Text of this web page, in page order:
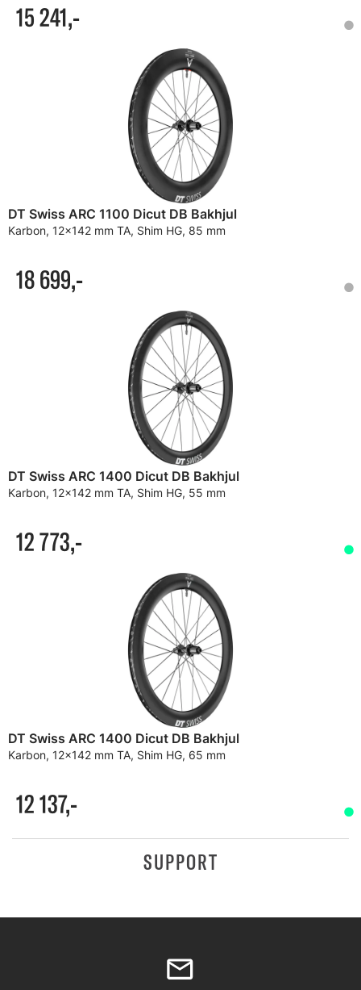
15 241,-
DT Swiss ARC 1100 Dicut DB Bakhjul
Karbon, 12x142 mm TA, Shim HG, 85 mm
18 699,-
DT Swiss ARC 1400 Dicut DB Bakhjul
Karbon, 12x142 mm TA, Shim HG, 55 mm
12 773,-
DT Swiss ARC 1400 Dicut DB Bakhjul
Karbon, 12x142 mm TA, Shim HG, 65 mm
12 137,-
SUPPORT